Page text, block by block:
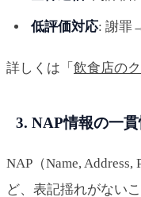
低評価対応: 謝罪
詳しくは「 飲食店の
3. NAP情報の一
NAP（Name,
ど、表記揺れがない